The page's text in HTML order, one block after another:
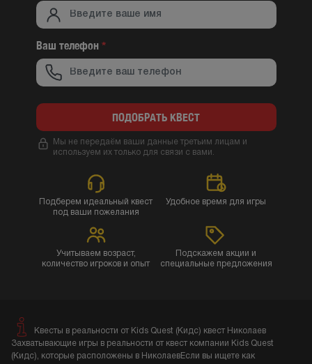
Ваш телефон*
ПОДОБРАТЬ КВЕСТ
Мы не передаём ваши данные третьим лицам и
используем их только для связи с вами.
Подберем идеальный квест
под ваши пожелания
Удобное время для игры
Учитываем возраст,
количество игроков и опыт
Подскажем акции и
специальные предложения
Квесты в реальности от Kids Quest (Кидс) квест Николаев
Захватывающие игры в реальности от квест компании Kids Quest
(Кидс), которые расположены в НиколаевЕсли вы ищете как